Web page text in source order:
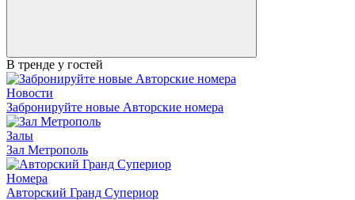
В тренде у гостей
Новости
Забронируйте новые Авторские номера
Залы
Зал Метрополь
Номера
Авторский Гранд Супериор